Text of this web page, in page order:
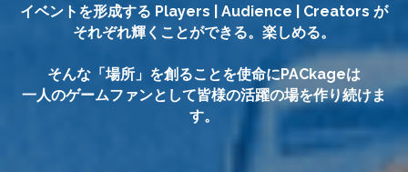
イベントを形成する Players | Audience | Creators が
それぞれ輝くことができる。楽しめる。
そんな「場所」を創ることを使命にPACkageは
一人のゲームファンとして皆様の活躍の場を作り続けま
す。